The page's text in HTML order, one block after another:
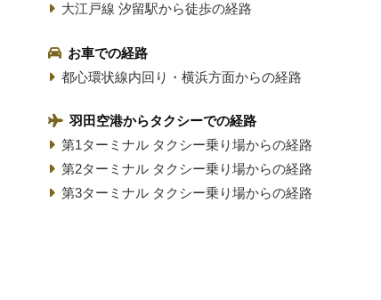
大江戸線 汐留駅から徒歩の経路
お車での経路
都心環状線内回り・横浜方面からの経路
羽田空港からタクシーでの経路
第1ターミナル タクシー乗り場からの経路
第2ターミナル タクシー乗り場からの経路
第3ターミナル タクシー乗り場からの経路